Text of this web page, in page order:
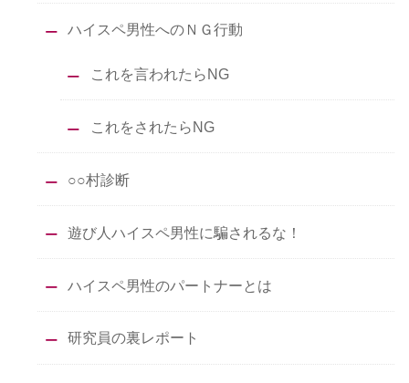
ハイスペ男性へのＮＧ行動
これを言われたらNG
これをされたらNG
○○村診断
遊び人ハイスペ男性に騙されるな！
ハイスペ男性のパートナーとは
研究員の裏レポート